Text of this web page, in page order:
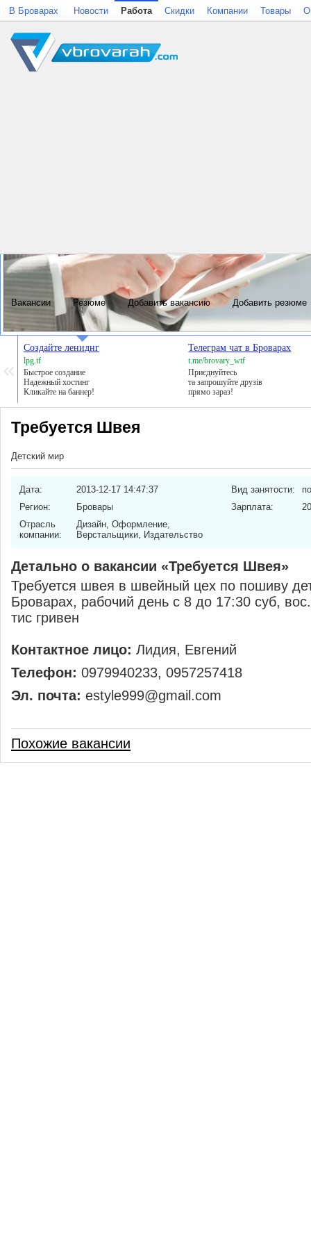
Создайте лениднг
lpg.tf
Быстрое создание
Надежный хостинг
Кликайте на баннер!
Телеграм чат в Броварах
t.me/brovary_wtf
Приєднуйтесь
та запрошуйте друзів
прямо зараз!
Требуется Швея
Детский мир
Дата:
2013-12-17 14:47:37
Регион:
Бровары
Отрасль
компании:
Дизайн, Оформление,
Верстальщики, Издательство
Вид занятости:
Зарплата:
Детально о вакансии «Требуется Швея»
Требуется швея в швейный цех по пошиву
Броварах, рабочий день с 8 до 17:30 суб,
тис гривен
Контактное лицо: Лидия, Евгений
Телефон: 0979940233, 0957257418
Эл. почта: estyle999@gmail.com
Похожие вакансии
В Броварах Новости Работа Скидки Компании Товары
Вакансии Резюме Добавить вакансию Добавить резюме